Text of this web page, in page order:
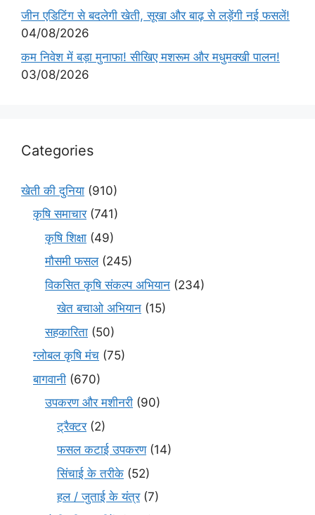
जीन एडिटिंग से बदलेगी खेती, सूखा और बाढ़ से लड़ेंगी नई फसलें!
04/08/2026
कम निवेश में बड़ा मुनाफा! सीखिए मशरूम और मधुमक्खी पालन!
03/08/2026
Categories
खेती की दुनिया (910)
कृषि समाचार(741)
कृषि शिक्षा (49)
मौसमी फसल(245)
विकसित कृषि संकल्प अभियान (234)
खेत बचाओ अभियान (15)
सहकारिता (50)
ग्लोबल कृषि मंच (75)
बागवानी (670)
उपकरण और मशीनरी (90)
ट्रैक्टर(2)
फसल कटाई उपकरण(14)
सिंचाई के तरीके (52)
हल / जुताई के यंत्र(7)